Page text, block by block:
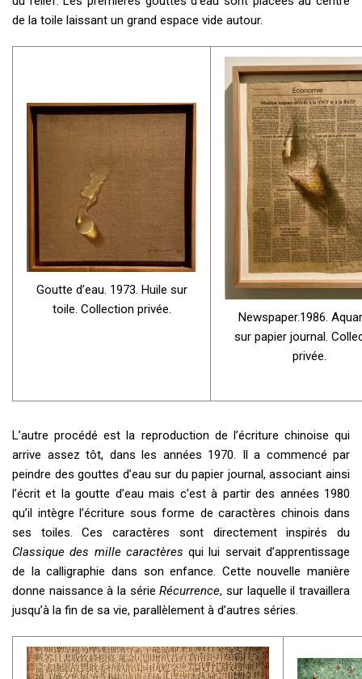
de la toile laissant un grand espace vide autour.
Goutte d’eau. 1973. Huile sur
toile. Collection privée.
Newspaper.1986.
sur papier journal.
privée.
L’autre procédé est la reproduction de l’écriture chinoise qui
arrive assez tôt, dans les années 1970. Il a commencé par
peindre des gouttes d’eau sur du papier journal, associant ainsi
l’écrit et la goutte d’eau mais c’est à partir des années 1980
qu’il intègre l’écriture sous forme de caractères chinois dans
ses toiles. Ces caractères sont directement inspirés du
Classique des mille caractères qui lui servait d’apprentissage
de la calligraphie dans son enfance. Cette nouvelle manière
donne naissance à la sérieRécurrence, sur laquelle il travaillera
jusqu’à la fin de sa vie, parallèlement à d’autres séries.